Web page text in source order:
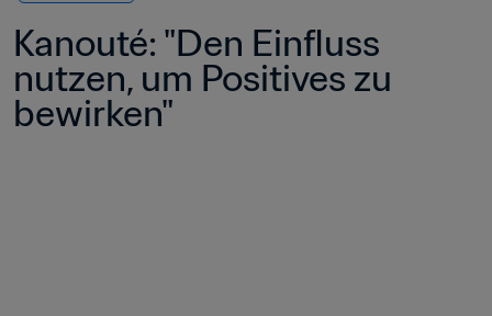
Kanouté: "Den Einfluss
nutzen, um Positives zu
bewirken"